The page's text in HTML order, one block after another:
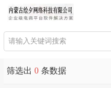
筛选出 0 条数据